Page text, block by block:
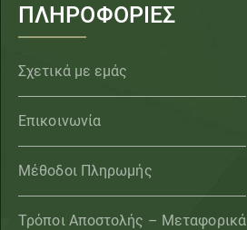
ΠΛΗΡΟΦΟΡΙΕΣ
Σχετικά με εμάς
Επικοινωνία
Μέθοδοι Πληρωμής
Τρόποι Αποστολής – Μεταφορικά